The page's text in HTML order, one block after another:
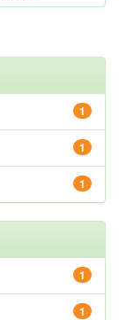
1
1
1
1
1